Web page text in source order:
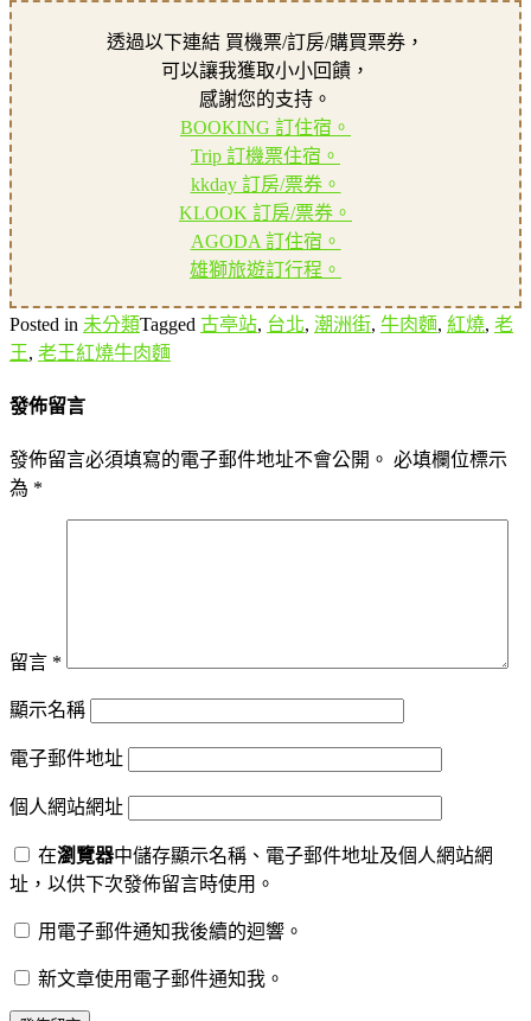
透過以下連結 買機票/訂房/購買票券，
可以讓我獲取小小回饋，
感謝您的支持。
BOOKING 訂住宿。
Trip 訂機票住宿。
kkday 訂房/票券。
KLOOK 訂房/票券。
AGODA 訂住宿。
雄獅旅遊訂行程。
Posted in 未分類Tagged 古亭站, 台北, 潮洲街, 牛肉麵, 紅燒, 老
王, 老王紅燒牛肉麵
發佈留言
發佈留言必須填寫的電子郵件地址不會公開。 必填欄位標示
為 *
留言 *
顯示名稱
電子郵件地址
個人網站網址
在瀏覽器中儲存顯示名稱、電子郵件地址及個人網站網
址，以供下次發佈留言時使用。
用電子郵件通知我後續的迴響。
新文章使用電子郵件通知我。